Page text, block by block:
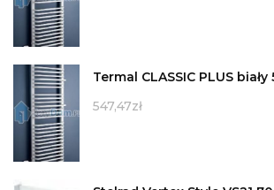
Termal CLASSIC PLUS
547,47zł